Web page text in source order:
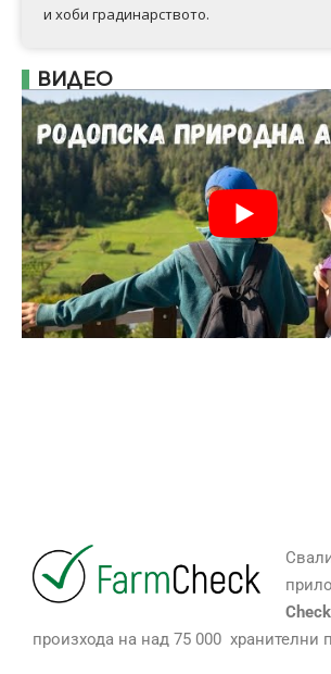
и хоби градинарството.
ВИДЕО
Check
произхода на над 75 000 хранителни